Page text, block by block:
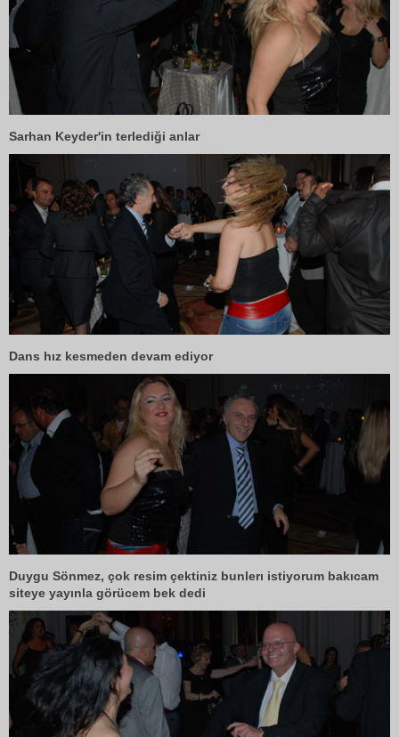
Sarhan Keyder'in terlediği anlar
Dans hız kesmeden devam ediyor
Duygu Sönmez, çok resim çektiniz bunlerı istiyorum bakıcam
siteye yayınla görücem bek dedi